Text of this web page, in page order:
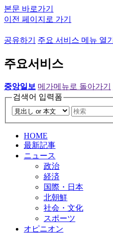
본문 바로가기
이전 페이지로 가기
공유하기 주요 서비스 메뉴 열기
주요서비스
중앙일보 메가메뉴로 돌아가기
검색어 입력폼
HOME
最新記事
ニュース
政治
経済
国際・日本
北朝鮮
社会・文化
スポーツ
オピニオン